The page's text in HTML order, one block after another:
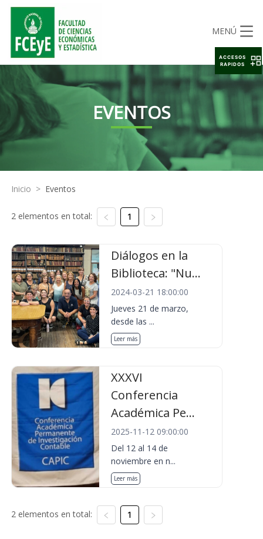
MENÚ
EVENTOS
Inicio > Eventos
2 elementos en total: 1
Diálogos en la
Biblioteca: "Nu...
2024-03-21 18:00:00
Jueves 21 de marzo,
desde las ...
Leer más
XXXVI
Conferencia
Académica Pe...
2025-11-12 09:00:00
Del 12 al 14 de
noviembre en n...
Leer más
2 elementos en total: 1
ACCESOS
RAPIDOS